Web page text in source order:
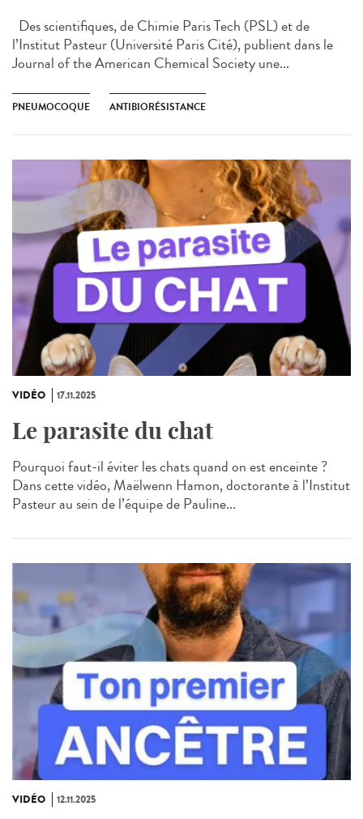
Des scientifiques, de Chimie Paris Tech (PSL) et de
l’Institut Pasteur (Université Paris Cité), publient dans le
Journal of the American Chemical Society une...
PNEUMOCOQUE ANTIBIORÉSISTANCE
VIDÉO 17.11.2025
Le parasite du chat
Pourquoi faut-il éviter les chats quand on est enceinte ?
Dans cette vidéo, Maëlwenn Hamon, doctorante à l’Institut
Pasteur au sein de l’équipe de Pauline...
VIDÉO 12.11.2025